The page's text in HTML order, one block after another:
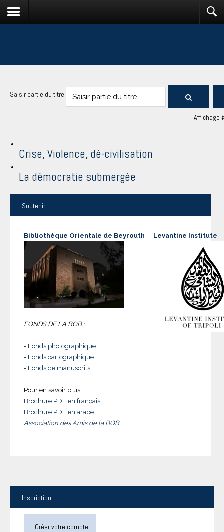
Saisir partie du titre
Affichage
Crise, Violence, dé-civilisation
La démocratie submergée
Soutenir
Bibliothèque Orientale de Beyrouth
FONDS DE LA BOB :
- Fonds photographique
- Fonds cartographique
- Fonds de manuscrits
Pour en savoir plus :
Brochure PDF en français
Brochure PDF en arabe
Association des Amis de la BOB
Levantine Institute
Inscription
Créer votre compte